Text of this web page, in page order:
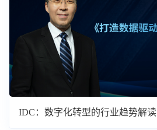
IDC：数字化转型的行业趋势解读